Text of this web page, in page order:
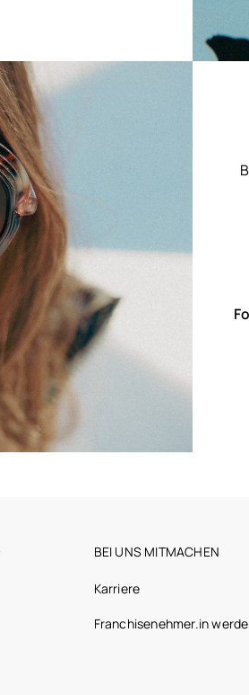
BEI UNS MITMACHEN
Karriere
Franchisenehmer.in